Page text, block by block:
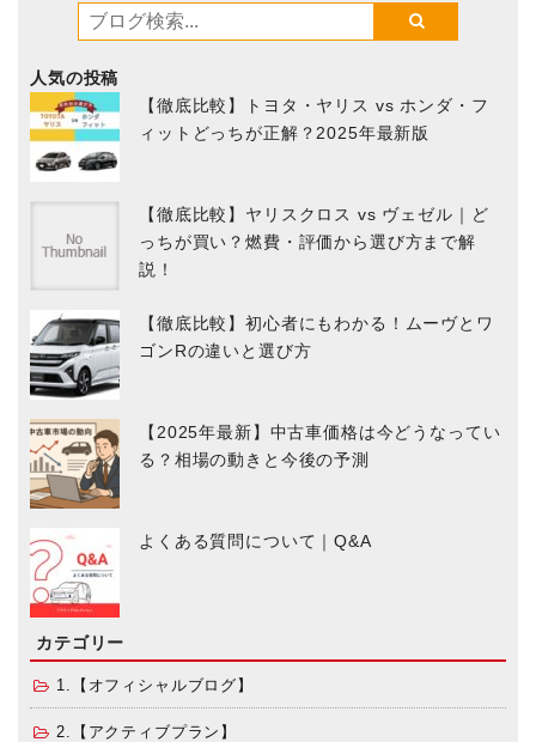
人気の投稿
【徹底比較】トヨタ・ヤリス vs ホンダ・フ
ィットどっちが正解？2025年最新版
【徹底比較】ヤリスクロス vs ヴェゼル｜ど
っちが買い？燃費・評価から選び方まで解
説！
【徹底比較】初心者にもわかる！ムーヴとワ
ゴンRの違いと選び方
【2025年最新】中古車価格は今どうなってい
る？相場の動きと今後の予測
よくある質問について｜Q&A
カテゴリー
1.【オフィシャルブログ】
2.【アクティブプラン】